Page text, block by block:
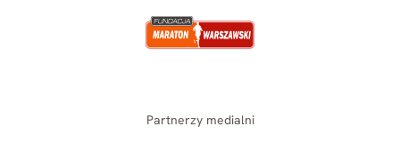
Partnerzy medialni